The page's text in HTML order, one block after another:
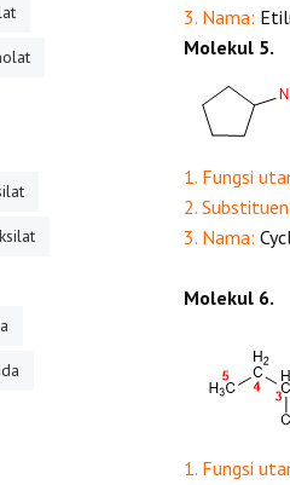
3. Nama:
Molekul 5.
1. Fungsi
2. Substituen
3. Nama:
Molekul 6.
1. Fungsi